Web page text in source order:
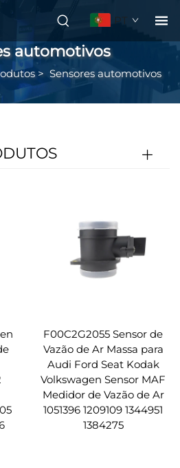
PT
automotivos
> Sensores automotivos
F00C2G2055 Sensor de
Vazão de Ar Massa para
Audi Ford Seat Kodak
Volkswagen Sensor MAF
Medidor de Vazão de Ar
1051396 1209109 1344951
1384275